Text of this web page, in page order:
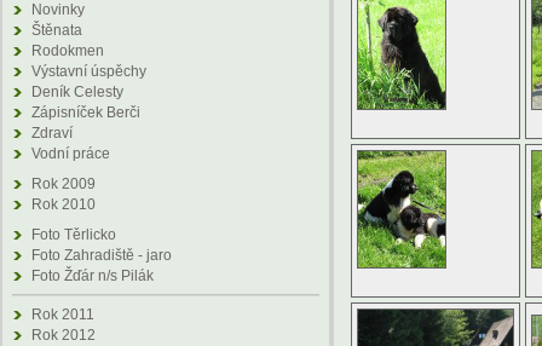
Novinky
Štěnata
Rodokmen
Výstavní úspěchy
Deník Celesty
Zápisníček Berči
Zdraví
Vodní práce
Rok 2009
Rok 2010
Foto Těrlicko
Foto Zahradiště - jaro
Foto Žďár n/s Pilák
Rok 2011
Rok 2012